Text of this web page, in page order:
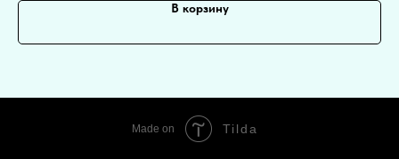
В корзину
Made on Tilda